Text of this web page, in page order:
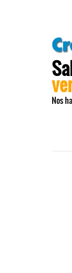
Nos